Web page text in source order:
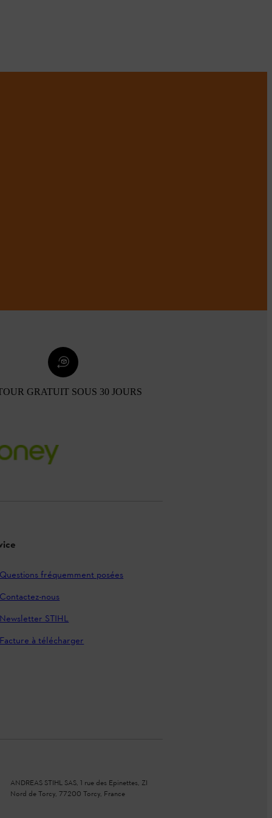
GRATUIT SOUS 30 JOURS
Questions fréquemment posées
Contactez-nous
Newsletter STIHL
Facture à télécharger
ANDREAS STIHL SAS, 1 rue des Epinettes, ZI
Nord de Torcy, 77200 Torcy, France